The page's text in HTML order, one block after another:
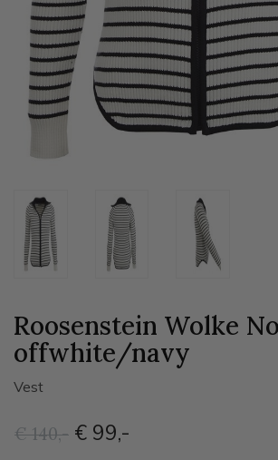
Roosenstein Wolke
offwhite/navy
Vest
€ 140,- € 99,-